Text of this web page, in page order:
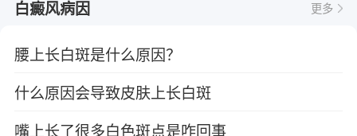
白癜风病因 更多
腰上长白斑是什么原因？
什么原因会导致皮肤上长白斑
嘴上长了很多白色斑点是咋回事